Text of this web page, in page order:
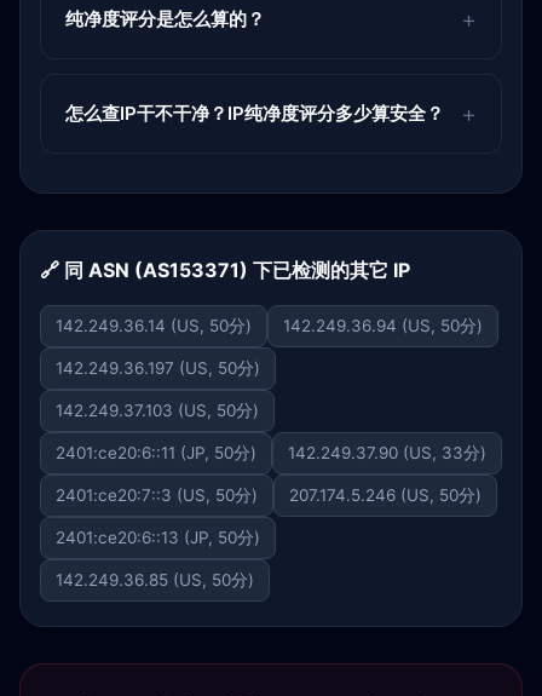
纯净度评分是怎么算的？
怎么查IP干不干净？IP纯净度评分多少算安全？
🔗 同 ASN (AS153371) 下已检测的其它 IP
142.249.36.14 (US, 50分) 142.249.36.94 (US, 50分)
142.249.36.197 (US, 50分)
142.249.37.103 (US, 50分)
2401:ce20:6::11 (JP, 50分) 142.249.37.90 (US, 33分)
2401:ce20:7::3 (US, 50分) 207.174.5.246 (US, 50分)
2401:ce20:6::13 (JP, 50分)
142.249.36.85 (US, 50分)